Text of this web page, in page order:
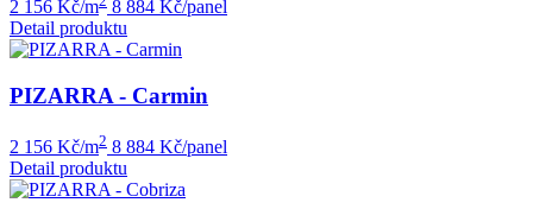
2 156 Kč/m
8 884 Kč/panel
Detail produktu
PIZARRA - Carmin
2 156 Kč/m2 8 884 Kč/panel
Detail produktu